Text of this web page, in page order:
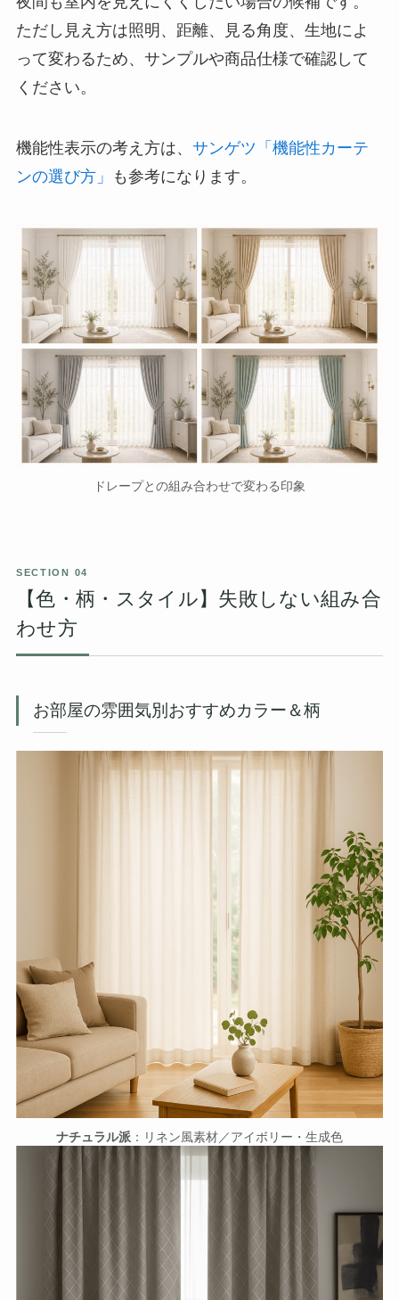
ただし見え方は照明、距離、見る角度、生地によ
って変わるため、サンプルや商品仕様で確認して
ください。
機能性表示の考え方は、 サンゲツ「機能性カーテ
ンの選び方」
も参考になります。
ドレープとの組み合わせで変わる印象
【色・柄・スタイル】失敗しない組み合
わせ方
お部屋の雰囲気別おすすめカラー＆柄
ナチュラル派 ：リネン風素材／アイボリー・生成色